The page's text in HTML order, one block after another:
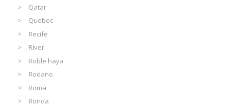
Qatar
Quebec
Recife
River
Roble haya
Rodano
Roma
Ronda